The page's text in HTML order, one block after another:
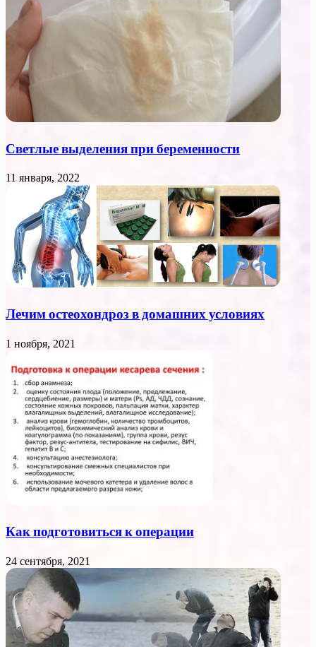
Светлые выделения при беременности
11 января, 2022
Лечим остеохондроз в домашних условиях
1 ноября, 2021
Как подготовиться к операции
24 сентября, 2021